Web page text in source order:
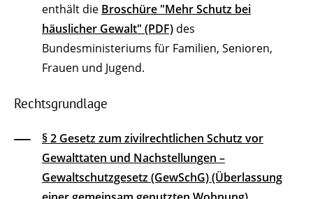
enthält die Broschüre "Mehr Schutz bei
häuslicher Gewalt" (PDF) des
Bundesministeriums für Familien, Senioren,
Frauen und Jugend.
Rechtsgrundlage
§ 2 Gesetz zum zivilrechtlichen Schutz vor
Gewalttaten und Nachstellungen –
Gewaltschutzgesetz (GewSchG) (Überlassung